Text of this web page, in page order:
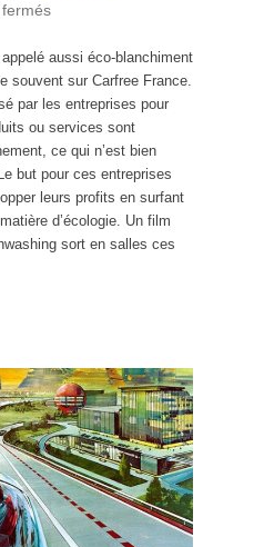
aussi éco-blanchiment
souvent sur Carfree France.
par les entreprises pour
ou services sont
ce qui n’est bien
but pour ces entreprises
leurs profits en surfant
d’écologie. Un film
sort en salles ces